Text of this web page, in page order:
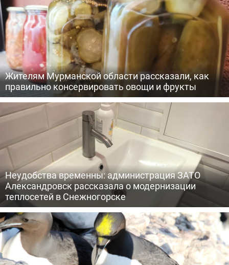
Жителям Мурманской области рассказали, как
правильно консервировать овощи и фрукты
Неудобства временны: администрация ЗАТО
Александровск рассказала о модернизации
теплосетей в Снежногорске